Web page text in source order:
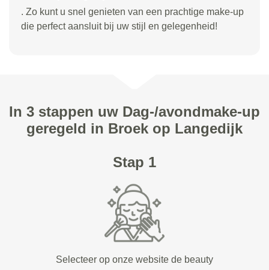
. Zo kunt u snel genieten van een prachtige make-up
die perfect aansluit bij uw stijl en gelegenheid!
In 3 stappen uw Dag-/avondmake-up
geregeld in Broek op Langedijk
Stap 1
Selecteer op onze website de beauty